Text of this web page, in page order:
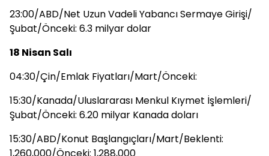
23:00/ABD/Net Uzun Vadeli Yabancı Sermaye Girişi/
Şubat/Önceki: 6.3 milyar dolar
18 Nisan Salı
04:30/Çin/Emlak Fiyatları/Mart/Önceki:
15:30/Kanada/Uluslararası Menkul Kıymet İşlemleri/
Şubat/Önceki: 6.20 milyar Kanada doları
15:30/ABD/Konut Başlangıçları/Mart/Beklenti: